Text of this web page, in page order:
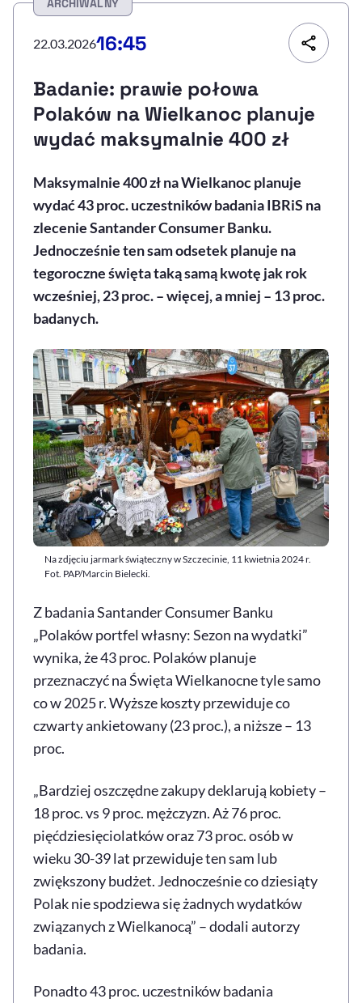
, otwiera się w nowym
Deklaracja dostępności, otwiera się w nowym oknie
Zgłoś problem
, otwiera się w
ARCHIWALNY
22.03.202616:45
Badanie: prawie połowa
Polaków na Wielkanoc planuje
wydać maksymalnie 400 zł
Maksymalnie 400 zł na Wielkanoc planuje
wydać 43 proc. uczestników badania IBRiS na
zlecenie Santander Consumer Banku.
Jednocześnie ten sam odsetek planuje na
tegoroczne święta taką samą kwotę jak rok
wcześniej, 23 proc. – więcej, a mniej – 13 proc.
badanych.
Na zdjęciu jarmark świąteczny w Szczecinie, 11 kwietnia 2024 r.
Fot. PAP/Marcin Bielecki.
Z badania Santander Consumer Banku
„Polaków portfel własny: Sezon na wydatki”
wynika, że 43 proc. Polaków planuje
przeznaczyć na Święta Wielkanocne tyle samo
co w 2025 r. Wyższe koszty przewiduje co
czwarty ankietowany (23 proc.), a niższe – 13
proc.
„Bardziej oszczędne zakupy deklarują kobiety –
18 proc. vs 9 proc. mężczyzn. Aż 76 proc.
pięćdziesięciolatków oraz 73 proc. osób w
wieku 30-39 lat przewiduje ten sam lub
zwiększony budżet. Jednocześnie co dziesiąty
Polak nie spodziewa się żadnych wydatków
związanych z Wielkanocą” – dodali autorzy
badania.
Ponadto 43 proc. uczestników badania